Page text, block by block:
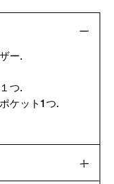
ー.
つ.
ケット1つ.